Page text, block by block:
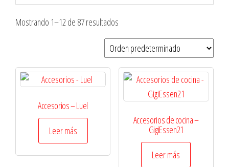
Mostrando 1–12 de 87 resultados
Accesorios – Luel
Leer más
Accesorios de cocina –
GigiEssen21
Leer más